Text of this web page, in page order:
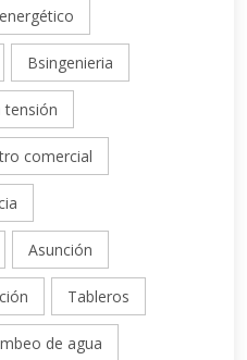
Bsingenieria
tensión
comercial
Asunción
Tableros
de agua